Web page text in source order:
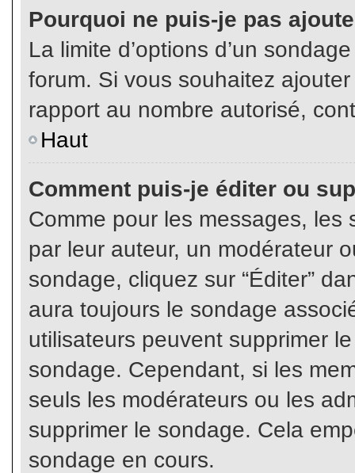
Pourquoi ne puis-je pas
La limite d’options d’un
forum. Si vous souhaitez
rapport au nombre autorisé,
Haut
Comment puis-je éditer ou
Comme pour les messages,
par leur auteur, un modérateur
sondage, cliquez sur “Éditer”
aura toujours le sondage
utilisateurs peuvent supprimer
sondage. Cependant, si les
seuls les modérateurs ou les
supprimer le sondage. Cela
sondage en cours.